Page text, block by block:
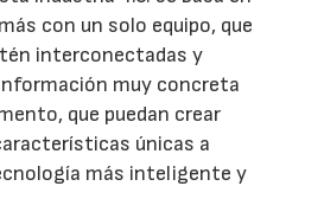
con un solo equipo, que
interconectadas y
muy concreta
que puedan crear
únicas a
más inteligente y